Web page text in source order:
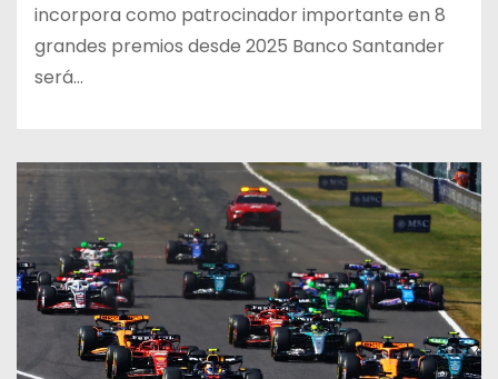
incorpora como patrocinador importante en 8
grandes premios desde 2025 Banco Santander
será…